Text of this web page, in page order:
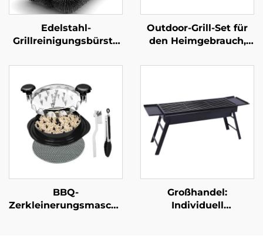
Edelstahl-
Grillreinigungsbürste
multifunktional,
wiederverwendbar, für
Grill und Ofen – BBQ-
Werkzeug
Outdoor-Grill-Set für
den Heimgebrauch,
Kohlegrillen im Freien;
Holzgriff
BBQ-
Zerkleinerungsmaschine
Großhandel:
Individuell